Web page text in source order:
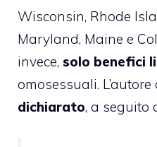
Wisconsin, Rhode
Maryland, Maine e
invece, solo benefici
omosessuali.
dichiarato, a seguito